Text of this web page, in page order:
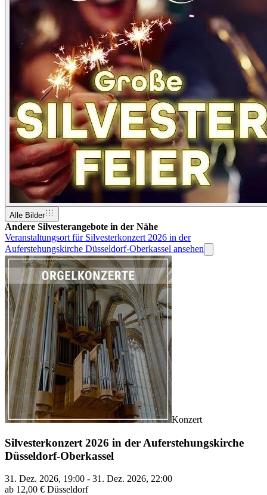
Alle Bilder
Andere Silvesterangebote in der Nähe
Veranstaltungsort für Silvesterkonzert 2026 in der
Auferstehungskirche Düsseldorf-Oberkassel ansehen
Konzert
Silvesterkonzert 2026 in der Auferstehungskirche
Düsseldorf-Oberkassel
31. Dez. 2026, 19:00 - 31. Dez. 2026, 22:00
ab 12,00 € Düsseldorf